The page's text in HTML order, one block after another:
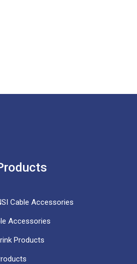
Cable Accessories
Accessories
Products